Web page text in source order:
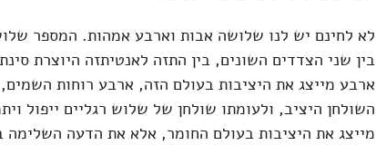
לא לחינם יש לנו שלושה אבות וארבע אמהות. המספר
בין שני הצדדים השונים, בין התזה לאנטיתזה היוצרת
ארבע מייצג את היציבות בעולם הזה, ארבע רוחות
השולחן היציב, ולעומתו שולחן של שלוש רגליים ייפול
מייצג את היציבות בעולם החומר, אלא את הדעה